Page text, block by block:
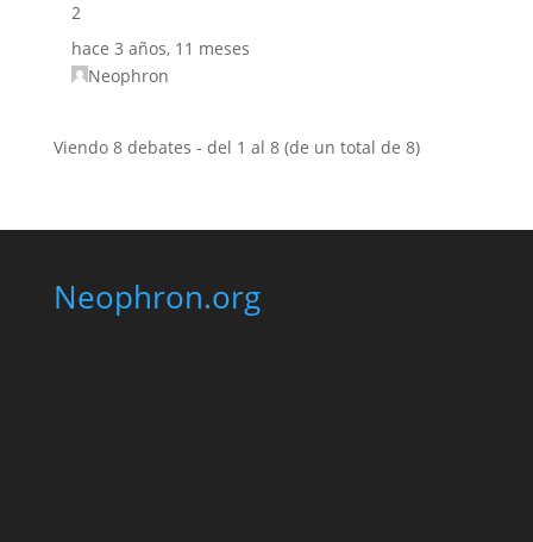
2
hace 3 años, 11 meses
Neophron
Viendo 8 debates - del 1 al 8 (de un total de 8)
Neophron.org